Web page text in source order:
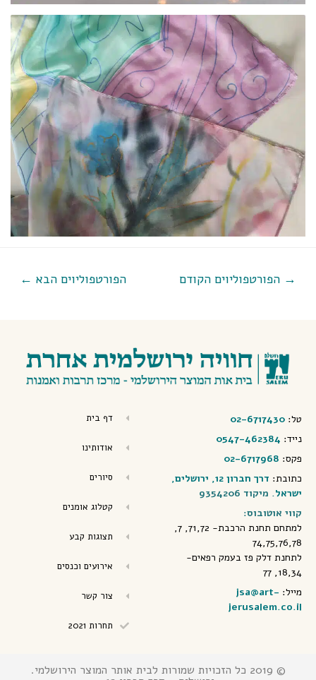
→ הפורטפוליוים הקודם הפורטפוליוים הבא ←
טל: 02-6717430
נייד: 0547-462384
פקס: 02-6717968
כתובת:
דרך חברון 12, ירושלים,
ישראל. מיקוד 9354206
קווי אוטובוס:
למתחם תחנת הרכבת- 71,72, 7,
74,75,76,78
לתחנת דלק פז בעמק רפאים-
18,34, 77
מייל: jsa@art-
jerusalem.co.il
דף בית
אודותינו
סיורים
קטלוג אומנים
תצוגות קבע
אירועים וכנסים
צור קשר
תחרות 2021
© 2019 כל הזכויות שמורות לבית אותר המוצר הירושלמי.